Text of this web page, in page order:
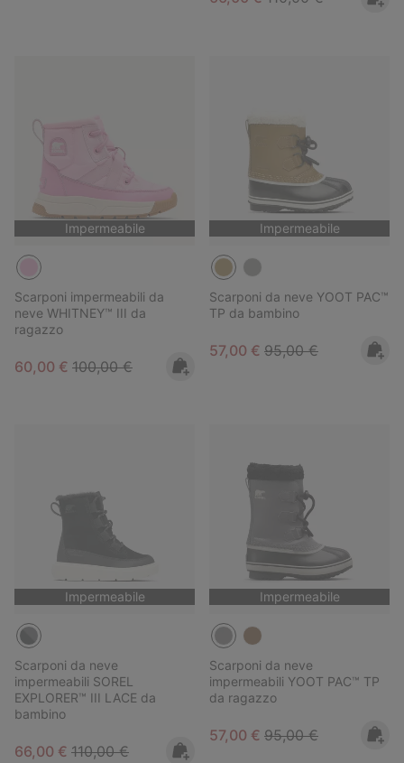
Impermeabile
Scarponi impermeabili da
neve WHITNEY™ III da
ragazzo
Sale price:
60,00 € Regular price:
100,00 €
Impermeabile
Scarponi da neve YOOT PAC™
TP da bambino
Sale price:
57,00 € Regular price:
95,00 €
Impermeabile
Scarponi da neve
impermeabili SOREL
EXPLORER™ III LACE da
bambino
Sale price:
66,00 € Regular price:
110,00 €
Impermeabile
Scarponi da neve
impermeabili YOOT PAC™ TP
da ragazzo
Sale price:
57,00 € Regular price:
95,00 €